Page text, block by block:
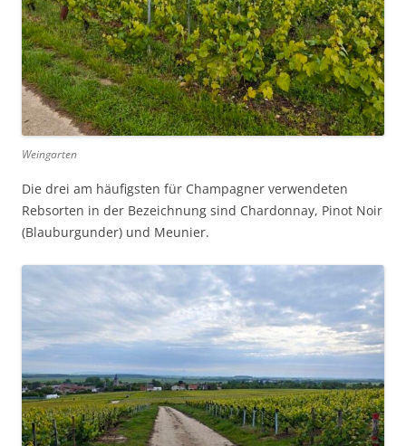
Weingarten
Die drei am häufigsten für Champagner verwendeten
Rebsorten in der Bezeichnung sind Chardonnay, Pinot Noir
(Blauburgunder) und Meunier.